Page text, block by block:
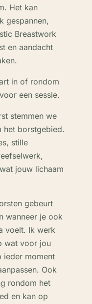
Het kan
gespannen,
Breastwork
en aandacht
in of rondom
een sessie.
stemmen we
het borstgebied.
stille
jouw lichaam
gebeurt
wanneer je ook
voelt. Ik werk
wat voor jou
ieder moment
Ook
rondom het
en kan op